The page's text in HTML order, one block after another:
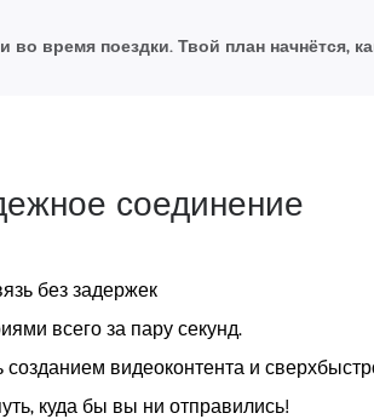
во время поездки. Твой план начнётся,
соединение
без задержек
всего за пару секунд.
видеоконтента и
куда бы вы ни отправились!